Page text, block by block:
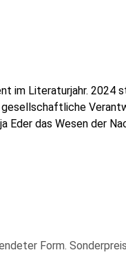
im Literaturjahr. 2024
das Wesen der
Form.